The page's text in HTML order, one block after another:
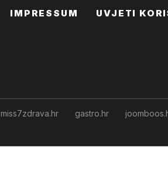
IMPRESSUM UVJETI
miss7zdrava.hr gastro.hr